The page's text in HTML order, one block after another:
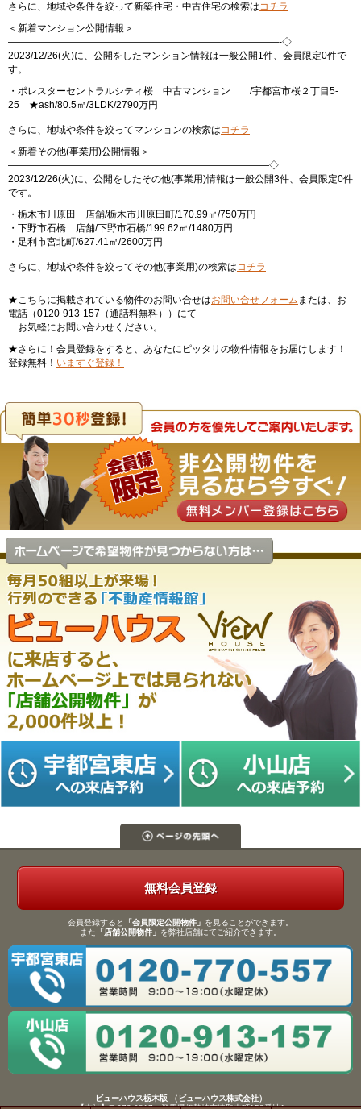
さらに、地域や条件を絞って新築住宅・中古住宅の検索はコチラ
＜新着マンション公開情報＞
————————————————————————————-◇
2023/12/26(火)に、公開をしたマンション情報は一般公開1件、会員限定0件で
す。
・ポレスターセントラルシティ桜 中古マンション /宇都宮市桜２丁目5-
25 ★ash/80.5㎡/3LDK/2790万円
さらに、地域や条件を絞ってマンションの検索はコチラ
＜新着その他(事業用)公開情報＞
———————————————————————————◇
2023/12/26(火)に、公開をしたその他(事業用)情報は一般公開3件、会員限定0件
です。
・栃木市川原田 店舗/栃木市川原田町/170.99㎡/750万円
・下野市石橋 店舗/下野市石橋/199.62㎡/1480万円
・足利市宮北町/627.41㎡/2600万円
さらに、地域や条件を絞ってその他(事業用)の検索はコチラ
★こちらに掲載されている物件のお問い合せはお問い合せフォーム または、お
電話（0120-913-157（通話料無料））にて
お気軽にお問い合わせください。
★さらに！会員登録をすると、あなたにピッタリの物件情報をお届けします！
登録無料！ いますぐ登録！
無料会員登録
会員登録すると 「会員限定公開物件」 を見ることができます。
また 「店舗公開物件」 を弊社店舗にてご紹介できます。
ビューハウス栃木版 （ビューハウス株式会社）